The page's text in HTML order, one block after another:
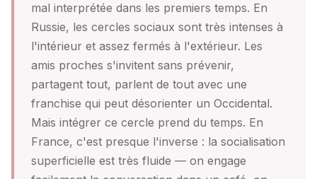
mal interprétée dans les premiers temps. En
Russie, les cercles sociaux sont très intenses à
l'intérieur et assez fermés à l'extérieur. Les
amis proches s'invitent sans prévenir,
partagent tout, parlent de tout avec une
franchise qui peut désorienter un Occidental.
Mais intégrer ce cercle prend du temps. En
France, c'est presque l'inverse : la socialisation
superficielle est très fluide — on engage